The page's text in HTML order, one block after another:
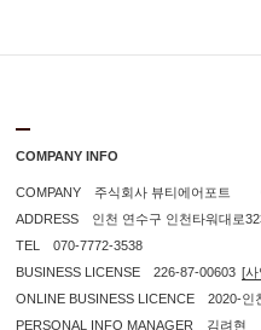
COMPANY INFO
COMPANY 주식회사 뷰티에어포트
ADDRESS 인천 연수구 인천타워대로
TEL 070-7772-3538
BUSINESS LICENSE 226-87-00603 [
ONLINE BUSINESS LICENCE 2020-인
PERSONAL INFO MANAGER 김려현